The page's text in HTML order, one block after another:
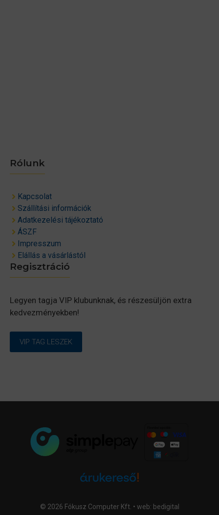
Rólunk
Kapcsolat
Szállítási információk
Adatkezelési tájékoztató
ÁSZF
Impresszum
Elállás a vásárlástól
Regisztráció
Legyen tagja VIP klubunknak, és részesüljön extra
kedvezményekben!
VIP TAG LESZEK
© 2026 Fókusz Computer Kft. • web: bedigital